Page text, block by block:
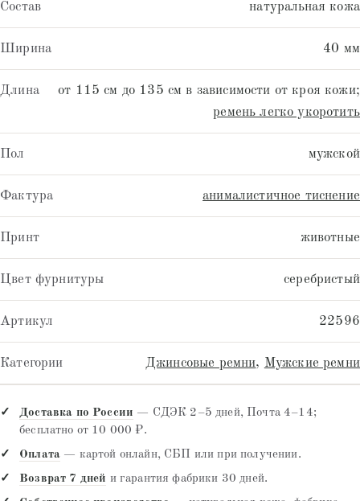
Состав натуральная кожа
Ширина 40 мм
Длина
от 115 см до 135 см в зависимости от кроя кожи;
ремень легко укоротить
Пол мужской
Фактура анималистичное тиснение
Принт животные
Цвет фурнитуры серебристый
Артикул 22596
Категории Джинсовые ремни, Мужские ремни
Доставка по России — СДЭК 2–5 дней, Почта 4–14;
бесплатно от 10 000 ₽.
Оплата — картой онлайн, СБП или при получении.
Возврат 7 дней и гарантия фабрики 30 дней.